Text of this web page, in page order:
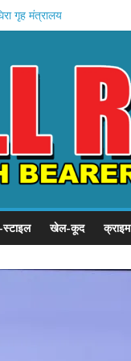
जीवन
गृह मंत्रालय
वेतन रोका
का संदेश
खेल-कूद क्राइम